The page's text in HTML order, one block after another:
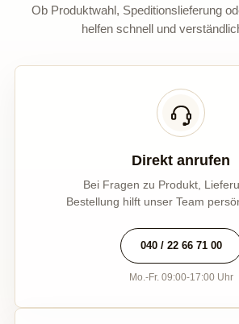
Ob Produktwahl, Speditionslieferung
helfen schnell und
Direkt anrufen
Bei Fragen zu Produkt,
Bestellung hilft unser Team
040 / 22 66 71 00
Mo.-Fr. 09:00-17:00 Uhr